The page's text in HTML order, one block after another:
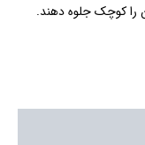
را کوچک جلوه دهند.